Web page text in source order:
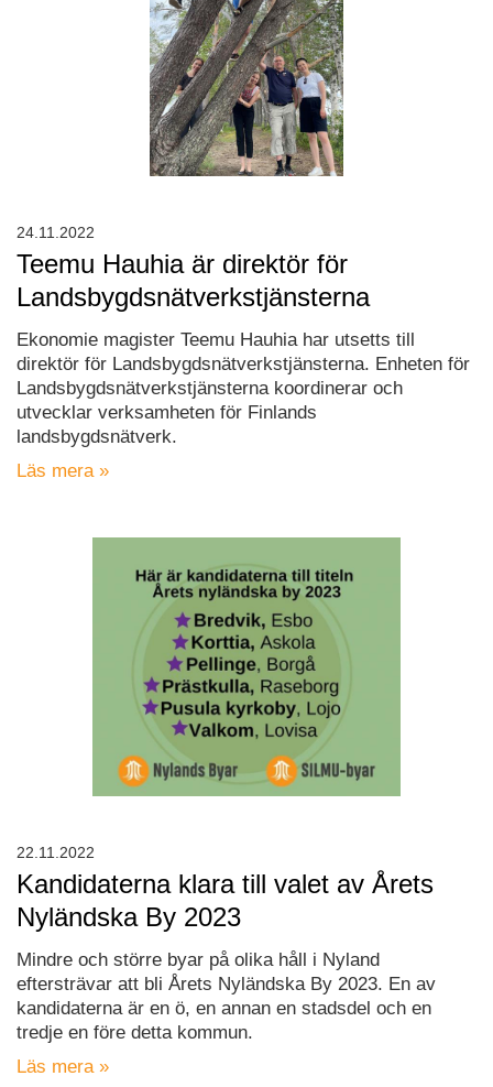
Teemu Hauhia är direktör för
Landsbygdsnätverkstjänsterna
Ekonomie magister Teemu Hauhia har utsetts till
direktör för Landsbygdsnätverkstjänsterna. Enheten för
Landsbygdsnätverkstjänsterna koordinerar och
utvecklar verksamheten för Finlands
landsbygdsnätverk.
Läs mera »
24.11.2022
Kandidaterna klara till valet av Årets
Nyländska By 2023
Mindre och större byar på olika håll i Nyland
eftersträvar att bli Årets Nyländska By 2023. En av
kandidaterna är en ö, en annan en stadsdel och en
tredje en före detta kommun.
Läs mera »
22.11.2022